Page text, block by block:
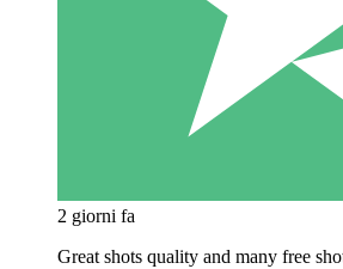
2 giorni fa
Great shots quality and many free